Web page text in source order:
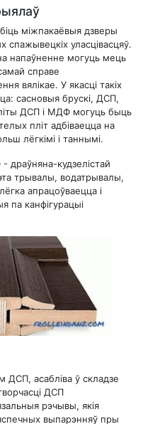
міжпакаёвыя дзверы
уласцівасцяў.
напаўненне могуць мець
справе
вялікае. У якасці такіх
сасновыя брускі, ДСП,
ДСП і МДФ могуць быць
пліт адбіваецца на
лёгкімі і таннымі.
кудзелістай
трывалы, водатрывалы,
апрацоўваецца і
па канфігурацыі
асабліва ў складзе
ДСП
рэчывы, якія
выпарэнняў пры